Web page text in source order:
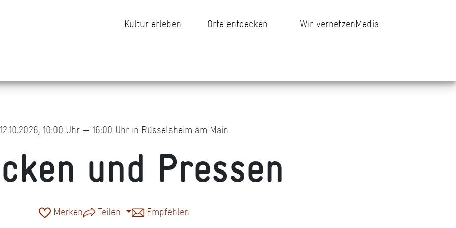
Kultur erleben Orte entdecken Wir vernetzenMedia
12.10.2026, 10:00 Uhr — 16:00 Uhr in Rüsselsheim am Main
und Pressen
Merken Teilen Empfehlen